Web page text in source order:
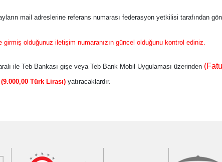
mail adreslerine referans numarası federasyon yetkilisi tarafından
olduğunuz iletişim numaranızın güncel olduğunu kontrol ediniz.
ile Teb Bankası gişe veya Teb Bank Mobil Uygulaması üzerinden
(9.000,00 Türk Lirası) yatıracaklardır.